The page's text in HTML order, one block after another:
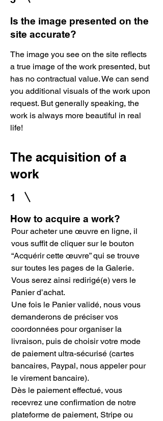
Is the image presented on the
site accurate?
The image you see on the site reflects
a true image of the work presented, but
has no contractual value. We can send
you additional visuals of the work upon
request. But generally speaking, the
work is always more beautiful in real
life!
The acquisition of a
work
1
How to acquire a work?
Pour acheter une œuvre en ligne, il
vous suffit de cliquer sur le bouton
“Acquérir cette œuvre” qui se trouve
sur toutes les pages de la Galerie.
Vous serez ainsi redirigé(e) vers le
Panier d’achat.
Une fois le Panier validé, nous vous
demanderons de préciser vos
coordonnées pour organiser la
livraison, puis de choisir votre mode
de paiement ultra-sécurisé (cartes
bancaires, Paypal, nous appeler pour
le virement bancaire).
Dès le paiement effectué, vous
recevrez une confirmation de notre
plateforme de paiement, Stripe ou